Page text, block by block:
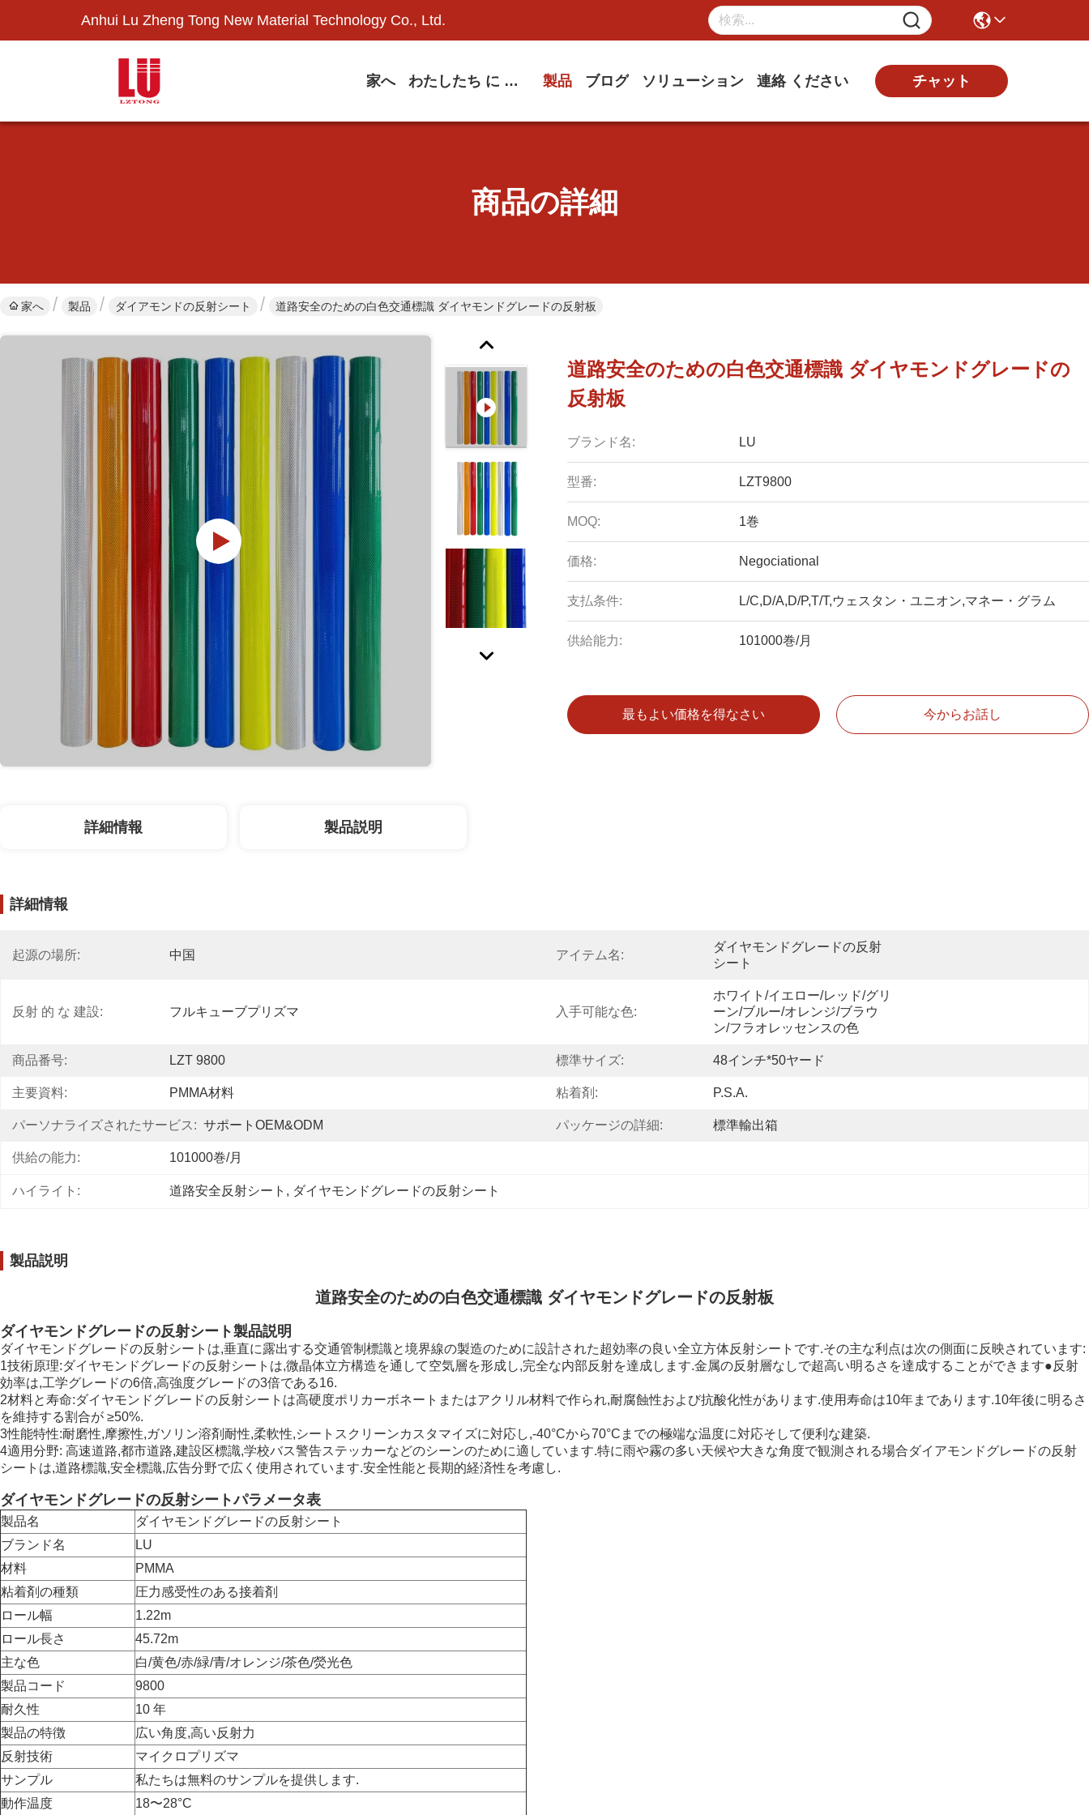
Anhui Lu Zheng Tong New Material Technology Co., Ltd.
家へ わたしたち に つい て 製品 ブログ ソリューション 連絡 ください チャット
商品の詳細
家へ 製品 ダイアモンドの反射シート 道路安全のための白色交通標識 ダイヤモンドグレードの反射板
道路安全のための白色交通標識 ダイヤモンドグレードの
反射板
ブランド名: LU
型番: LZT9800
MOQ: 1巻
価格: Negociational
支払条件: L/C,D/A,D/P,T/T,ウェスタン・ユニオン,マネー・グラム
供給能力: 101000巻/月
最もよい価格を得なさい 今からお話し
詳細情報 製品説明
詳細情報
起源の場所: 中国 アイテム名:
ダイヤモンドグレードの反射
シート
反射 的 な 建設: フルキューブプリズマ 入手可能な色:
ホワイト/イエロー/レッド/グリ
ーン/ブルー/オレンジ/ブラウ
ン/フラオレッセンスの色
商品番号: LZT 9800 標準サイズ: 48インチ*50ヤード
主要資料: PMMA材料 粘着剤: P.S.A.
パーソナライズされたサービス: サポートOEM&ODM パッケージの詳細: 標準輸出箱
供給の能力: 101000巻/月
ハイライト: 道路安全反射シート , ダイヤモンドグレードの反射シート
製品説明
道路安全のための白色交通標識 ダイヤモンドグレードの反射板
ダイヤモンドグレードの反射シート製品説明
ダイヤモンドグレードの反射シートは,垂直に露出する交通管制標識と境界線の製造のために設計された超効率の良い全立方体反射シートです.その主な利点は次の側面に反映されています:
1技術原理:ダイヤモンドグレードの反射シートは,微晶体立方構造を通して空気層を形成し,完全な内部反射を達成します.金属の反射層なしで超高い明るさを達成することができます●反射
効率は,工学グレードの6倍,高強度グレードの3倍である16.
2材料と寿命:ダイヤモンドグレードの反射シートは高硬度ポリカーボネートまたはアクリル材料で作られ,耐腐蝕性および抗酸化性があります.使用寿命は10年まであります.10年後に明るさ
を維持する割合が ≥50%.
3性能特性:耐磨性,摩擦性,ガソリン溶剤耐性,柔軟性,シートスクリーンカスタマイズに対応し,-40°Cから70°Cまでの極端な温度に対応そして便利な建築.
4適用分野: 高速道路,都市道路,建設区標識,学校バス警告ステッカーなどのシーンのために適しています.特に雨や霧の多い天候や大きな角度で観測される場合ダイアモンドグレードの反射
シートは,道路標識,安全標識,広告分野で広く使用されています.安全性能と長期的経済性を考慮し.
ダイヤモンドグレードの反射シートパラメータ表
製品名
ダイヤモンドグレードの反射シート
ブランド名
LU
材料
PMMA
粘着剤の種類
圧力感受性のある接着剤
ロール幅
1.22m
ロール長さ
45.72m
主な色
白/黄色/赤/緑/青/オレンジ/茶色/熒光色
製品コード
9800
耐久性
10 年
製品の特徴
広い角度,高い反射力
反射技術
マイクロプリズマ
サンプル
私たちは無料のサンプルを提供します.
動作温度
18〜28°C